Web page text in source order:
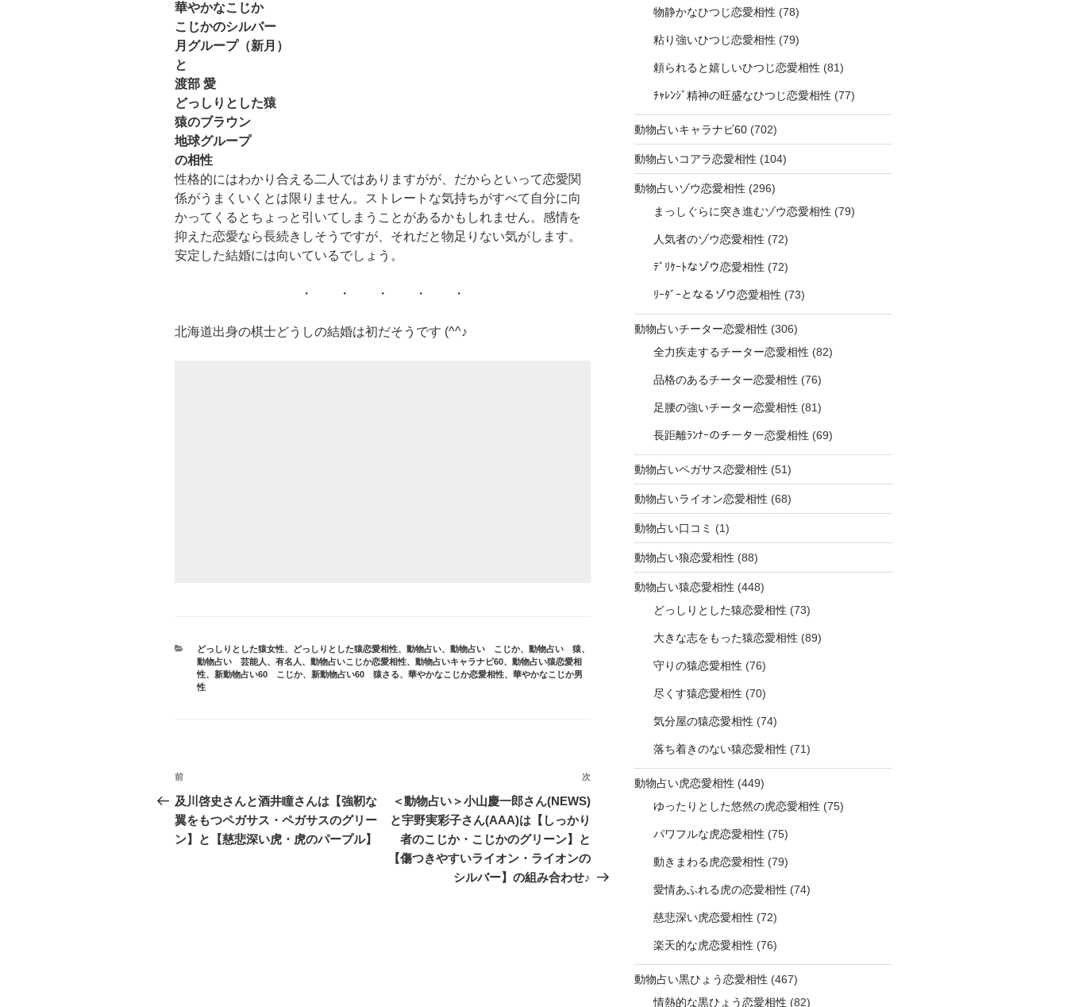
華やかなこじか
こじかのシルバー
月グループ（新月）
と
渡部 愛
どっしりとした猿
猿のブラウン
地球グループ
の相性
性格的にはわかり合える二人ではありますがが、だからといって恋愛関
係がうまくいくとは限りません。ストレートな気持ちがすべて自分に向
かってくるとちょっと引いてしまうことがあるかもしれません。感情を
抑えた恋愛なら長続きしそうですが、それだと物足りない気がします。
安定した結婚には向いているでしょう。
・ ・ ・ ・ ・
北海道出身の棋士どうしの結婚は初だそうです (^^♪
カ
テ
ゴ
リ
どっしりとした猿女性、 どっしりとした猿恋愛相性、 動物占い、 動物占い こじか、 動物占い 猿、
動物占い 芸能人、有名人 、 動物占いこじか恋愛相性、 動物占いキャラナビ60、 動物占い猿恋愛相
性、 新動物占い60 こじか、 新動物占い60 猿さる、 華やかなこじか恋愛相性、 華やかなこじか男
性
投
稿
ナ
前
の
投
稿
前
及川啓史さんと酒井瞳さんは【強靭な
翼をもつペガサス・ペガサスのグリー
ン】と【慈悲深い虎・虎のパープル】
次
の
次
＜動物占い＞小山慶一郎さん(NEWS)
と宇野実彩子さん(AAA)は【しっかり
者のこじか・こじかのグリーン】と
【傷つきやすいライオン・ライオンの
シルバー】の組み合わせ♪
物静かなひつじ恋愛相性 (78)
粘り強いひつじ恋愛相性 (79)
頼られると嬉しいひつじ恋愛相性 (81)
ﾁｬﾚﾝｼﾞ精神の旺盛なひつじ恋愛相性 (77)
動物占いキャラナビ60(702)
動物占いコアラ恋愛相性 (104)
動物占いゾウ恋愛相性 (296)
まっしぐらに突き進むゾウ恋愛相性 (79)
人気者のゾウ恋愛相性 (72)
ﾃﾞﾘｹｰﾄなゾウ恋愛相性 (72)
ﾘｰﾀﾞｰとなるゾウ恋愛相性 (73)
動物占いチーター恋愛相性 (306)
全力疾走するチーター恋愛相性 (82)
品格のあるチーター恋愛相性 (76)
足腰の強いチーター恋愛相性 (81)
長距離ﾗﾝﾅｰのチーター恋愛相性 (69)
動物占いペガサス恋愛相性 (51)
動物占いライオン恋愛相性 (68)
動物占い口コミ (1)
動物占い狼恋愛相性 (88)
動物占い猿恋愛相性 (448)
どっしりとした猿恋愛相性 (73)
大きな志をもった猿恋愛相性 (89)
守りの猿恋愛相性 (76)
尽くす猿恋愛相性 (70)
気分屋の猿恋愛相性 (74)
落ち着きのない猿恋愛相性 (71)
動物占い虎恋愛相性 (449)
ゆったりとした悠然の虎恋愛相性 (75)
パワフルな虎恋愛相性 (75)
動きまわる虎恋愛相性 (79)
愛情あふれる虎の恋愛相性 (74)
慈悲深い虎恋愛相性 (72)
楽天的な虎恋愛相性 (76)
動物占い黒ひょう恋愛相性 (467)
情熱的な黒ひょう恋愛相性 (82)